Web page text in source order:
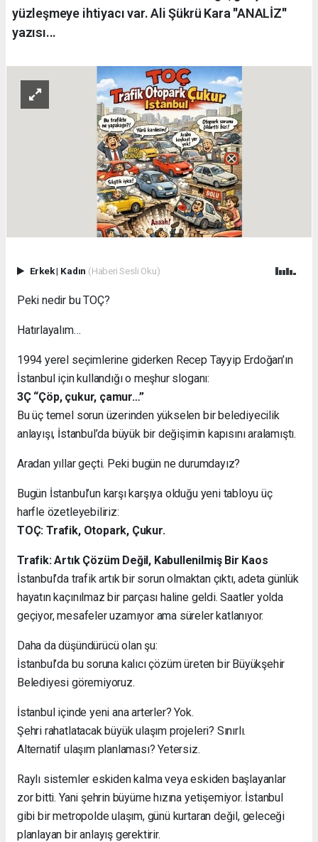
yüzleşmeye ihtiyacı var. Ali Şükrü Kara ''ANALİZ''
yazısı...
Erkek| Kadın (Haberi Sesli Oku)
Peki nedir bu TOÇ?
Hatırlayalım…
1994 yerel seçimlerine giderken Recep Tayyip Erdoğan’ın
İstanbul için kullandığı o meşhur sloganı:
3Ç “Çöp, çukur, çamur…”
Bu üç temel sorun üzerinden yükselen bir belediyecilik
anlayışı, İstanbul’da büyük bir değişimin kapısını aralamıştı.
Aradan yıllar geçti. Peki bugün ne durumdayız?
Bugün İstanbul’un karşı karşıya olduğu yeni tabloyu üç
harfle özetleyebiliriz:
TOÇ: Trafik, Otopark, Çukur.
Trafik: Artık Çözüm Değil, Kabullenilmiş Bir Kaos
İstanbul’da trafik artık bir sorun olmaktan çıktı, adeta günlük
hayatın kaçınılmaz bir parçası haline geldi. Saatler yolda
geçiyor, mesafeler uzamıyor ama süreler katlanıyor.
Daha da düşündürücü olan şu:
İstanbul’da bu soruna kalıcı çözüm üreten bir Büyükşehir
Belediyesi göremiyoruz.
İstanbul içinde yeni ana arterler? Yok.
Şehri rahatlatacak büyük ulaşım projeleri? Sınırlı.
Alternatif ulaşım planlaması? Yetersiz.
Raylı sistemler eskiden kalma veya eskiden başlayanlar
zor bitti. Yani şehrin büyüme hızına yetişemiyor. İstanbul
gibi bir metropolde ulaşım, günü kurtaran değil, geleceği
planlayan bir anlayış gerektirir.